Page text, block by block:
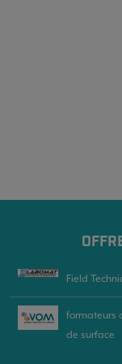
Field
formateurs
de surface